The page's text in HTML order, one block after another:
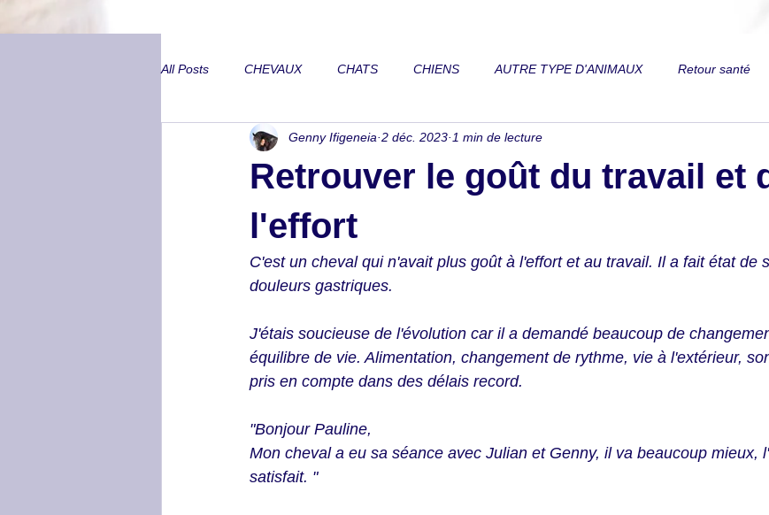
All Posts CHEVAUX CHATS CHIENS AUTRE TYPE D'ANIMAUX Retour santé
Annecdotes de CA Problèmes de vue Toux Trouble respiratoire
Peurs inexpliquées
Métabolisme et SME Lombaires
Trouble neurologique Animal mordeur Ventre gonflé Difficulté à prendre du poids
Retrouver le goût du travail et
l'effort
Genny Ifigeneia 2 déc. 2023 1 min de lecture
C'est un cheval qui n'avait plus goût à l'effort et au travail. Il a fait état de
douleurs gastriques.
J'étais soucieuse de l'évolution car il a demandé beaucoup de
équilibre de vie. Alimentation, changement de rythme, vie à l'extérieur,
pris en compte dans des délais record.
"Bonjour Pauline,
Mon cheval a eu sa séance avec Julian et Genny, il va beaucoup mieux,
satisfait. "